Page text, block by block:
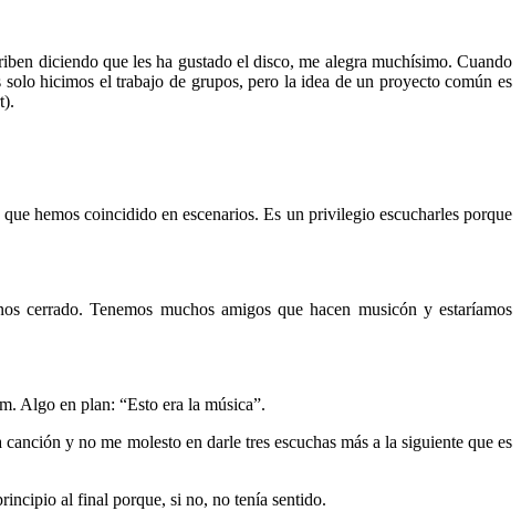
diciendo que les ha gustado el disco, me alegra muchísimo. Cuando
hicimos el trabajo de grupos, pero la idea de un proyecto común es
hemos coincidido en escenarios. Es un privilegio escucharles porque
cerrado. Tenemos muchos amigos que hacen musicón y estaríamos
Algo en plan: “Esto era la música”.
y no me molesto en darle tres escuchas más a la siguiente que es
al final porque, si no, no tenía sentido.